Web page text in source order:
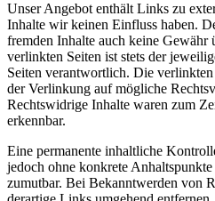
Unser Angebot enthält Links zu
Inhalte wir keinen Einfluss haben.
fremden Inhalte auch keine Gewähr
verlinkten Seiten ist stets der
Seiten verantwortlich. Die
der Verlinkung auf mögliche
Rechtswidrige Inhalte waren zum
erkennbar.
Eine permanente inhaltliche
jedoch ohne konkrete
zumutbar. Bei Bekanntwerden von